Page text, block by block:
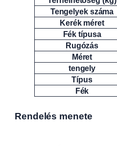
Tengelyek száma
Kerék méret
Fék típusa
Rugózás
Méret
tengely
Típus
Fék
Rendelés menete